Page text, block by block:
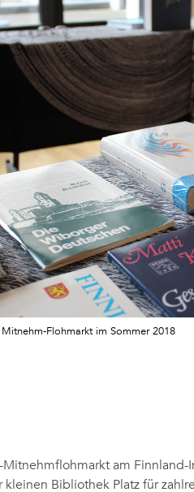
Flohmarkt im Sommer 2018
am
kleinen Bibliothek Platz für